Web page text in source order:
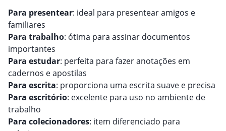
Para presentear: ideal para presentear amigos e
familiares
Para trabalho: ótima para assinar documentos
importantes
Para estudar: perfeita para fazer anotações em
cadernos e apostilas
Para escrita: proporciona uma escrita suave e precisa
Para escritório: excelente para uso no ambiente de
trabalho
Para colecionadores: item diferenciado para